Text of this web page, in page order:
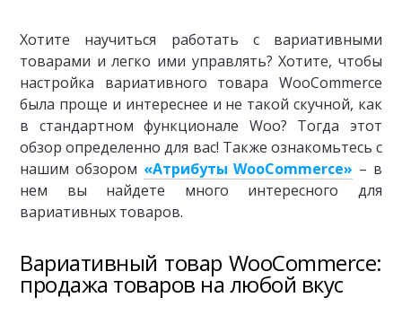
Хотите научиться работать с вариативными
товарами и легко ими управлять? Хотите, чтобы
настройка вариативного товара WooCommerce
была проще и интереснее и не такой скучной, как
в стандартном функционале Woo? Тогда этот
обзор определенно для вас! Также ознакомьтесь с
нашим обзором «Атрибуты WooCommerce» – в
нем вы найдете много интересного для
вариативных товаров.
Вариативный товар WooCommerce:
продажа товаров на любой вкус